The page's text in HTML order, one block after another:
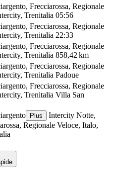
Frecciarossa, Regionale
Trenitalia 05:56
Frecciarossa, Regionale
Trenitalia 22:33
Frecciarossa, Regionale
Trenitalia 858,42 km
Frecciarossa, Regionale
Trenitalia Padoue
Frecciarossa, Regionale
Trenitalia Villa San
Plus
Intercity Notte,
Regionale Veloce, Italo,
©